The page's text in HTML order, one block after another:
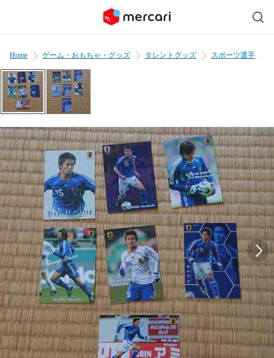
Home ゲーム・おもちゃ・グッズ タレントグッズ スポーツ選手